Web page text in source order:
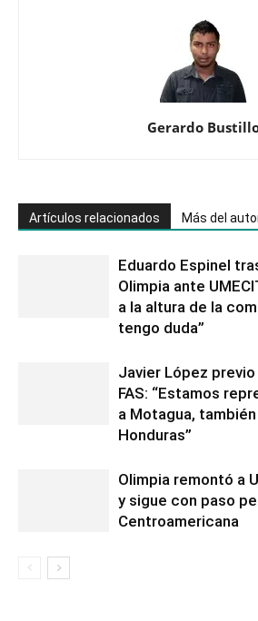
Gerardo
Artículos relacionados Más del
Eduardo Espinel
Olimpia ante
a la altura de la
tengo duda”
Javier López
FAS: “Estamos
a Motagua,
Honduras”
Olimpia remontó a
y sigue con paso
Centroamericana